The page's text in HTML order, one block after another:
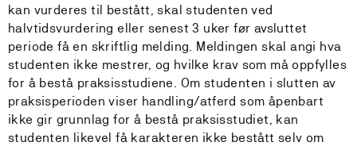
kan vurderes til bestått, skal studenten ved
halvtidsvurdering eller senest 3 uker før avsluttet
periode få en skriftlig melding. Meldingen skal angi hva
studenten ikke mestrer, og hvilke krav som må oppfylles
for å bestå praksisstudiene. Om studenten i slutten av
praksisperioden viser handling/atferd som åpenbart
ikke gir grunnlag for å bestå praksisstudiet, kan
studenten likevel få karakteren ikke bestått selv om